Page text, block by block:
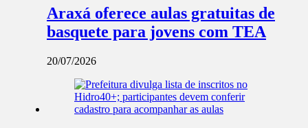
Araxá oferece aulas gratuitas de
basquete para jovens com TEA
20/07/2026